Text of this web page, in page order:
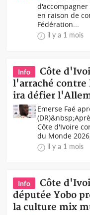
en raison de
Fédération...
il y a 1 mois
Info
Côte
l'arraché contre
ira défier
Emerse Faé
Côte d'Ivoire
du Monde
il y a 1 mois
Info
Côte
députée Yobo
la culture mix